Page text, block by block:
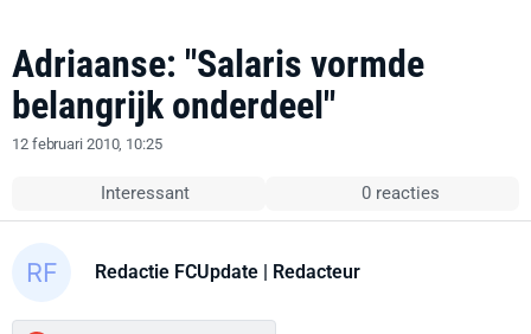
Adriaanse: "Salaris vormde
belangrijk onderdeel"
12 februari 2010, 10:25
Interessant 0 reacties
Redactie FCUpdate | Redacteur